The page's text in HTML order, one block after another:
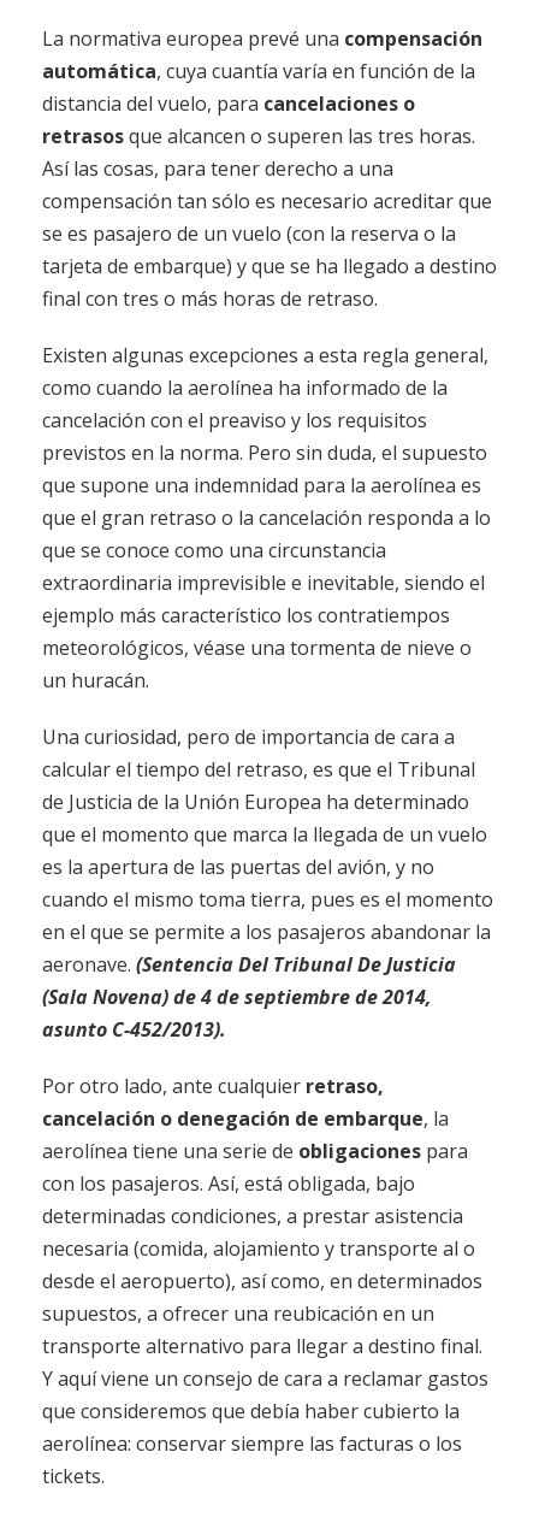
La normativa europea prevé una compensación
automática, cuya cuantía varía en función de la
distancia del vuelo, para cancelaciones o
retrasosque alcancen o superen las tres horas.
Así las cosas, para tener derecho a una
compensación tan sólo es necesario acreditar que
se es pasajero de un vuelo (con la reserva o la
tarjeta de embarque) y que se ha llegado a destino
final con tres o más horas de retraso.
Existen algunas excepciones a esta regla general,
como cuando la aerolínea ha informado de la
cancelación con el preaviso y los requisitos
previstos en la norma. Pero sin duda, el supuesto
que supone una indemnidad para la aerolínea es
que el gran retraso o la cancelación responda a lo
que se conoce como una circunstancia
extraordinaria imprevisible e inevitable, siendo el
ejemplo más característico los contratiempos
meteorológicos, véase una tormenta de nieve o
un huracán.
Una curiosidad, pero de importancia de cara a
calcular el tiempo del retraso, es que el Tribunal
de Justicia de la Unión Europea ha determinado
que el momento que marca la llegada de un vuelo
es la apertura de las puertas del avión, y no
cuando el mismo toma tierra, pues es el momento
en el que se permite a los pasajeros abandonar la
aeronave. (Sentencia Del Tribunal De Justicia
(Sala Novena) de 4 de septiembre de 2014,
asunto C-452/2013).
Por otro lado, ante cualquier retraso,
cancelación o denegación de embarque, la
aerolínea tiene una serie de obligaciones para
con los pasajeros. Así, está obligada, bajo
determinadas condiciones, a prestar asistencia
necesaria (comida, alojamiento y transporte al o
desde el aeropuerto), así como, en determinados
supuestos, a ofrecer una reubicación en un
transporte alternativo para llegar a destino final.
Y aquí viene un consejo de cara a reclamar gastos
que consideremos que debía haber cubierto la
aerolínea: conservar siempre las facturas o los
tickets.